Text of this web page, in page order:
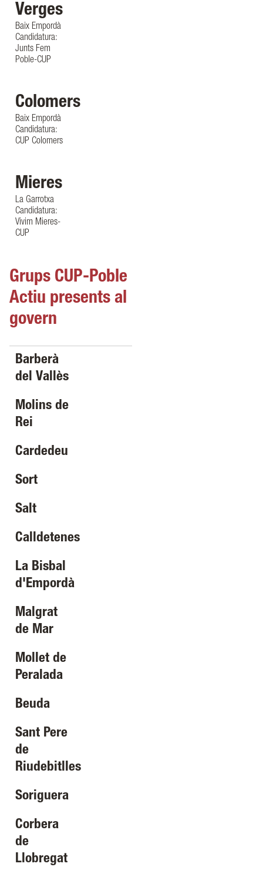
Verges
Baix Empordà
Candidatura:
Junts Fem
Poble-CUP
Colomers
Baix Empordà
Candidatura:
CUP Colomers
Mieres
La Garrotxa
Candidatura:
Vivim Mieres-
CUP
Grups CUP-Poble
Actiu presents al
govern
Barberà
del Vallès
Molins de
Rei
Cardedeu
Sort
Salt
Calldetenes
La Bisbal
d'Empordà
Malgrat
de Mar
Mollet de
Peralada
Beuda
Sant Pere
de
Riudebitlles
Soriguera
Corbera
de
Llobregat